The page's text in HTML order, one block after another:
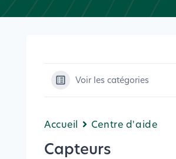
Voir les catégories
Accueil Centre d'aide
Capteurs